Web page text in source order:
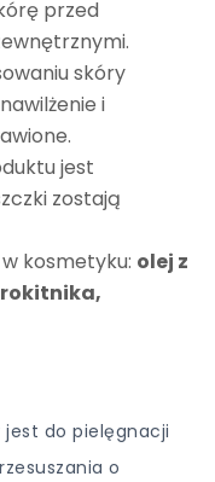
przed
skóry
i
jest
zostają
kosmetyku: olej z
jest do pielęgnacji
o